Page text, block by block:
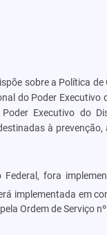
sobre a Política
do Poder
Executivo do
à
fora
implementada em
Ordem de Serviço